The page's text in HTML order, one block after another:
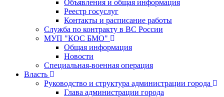
Объявления и общая информация
Реестр госуслуг
Контакты и расписание работы
Служба по контракту в ВС России
МУП "КОС БМО"
Общая информация
Новости
Специальная-военная операция
Власть
Руководство и структура администрации города
Глава администрации города